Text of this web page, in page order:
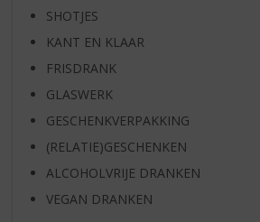
SHOTJES
KANT EN KLAAR
FRISDRANK
GLASWERK
GESCHENKVERPAKKING
(RELATIE)GESCHENKEN
ALCOHOLVRIJE DRANKEN
VEGAN DRANKEN